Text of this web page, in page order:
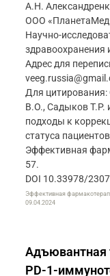
А.Н.
ООО
Научно-
здравоохранения
Адрес для
Для цитирования:
В.О., Садыков Т.Р.
подходы к
статуса
Эффективная
57.
DOI 10.33978/
Эффективная
09.04.2024
Адъювантная
PD-1-